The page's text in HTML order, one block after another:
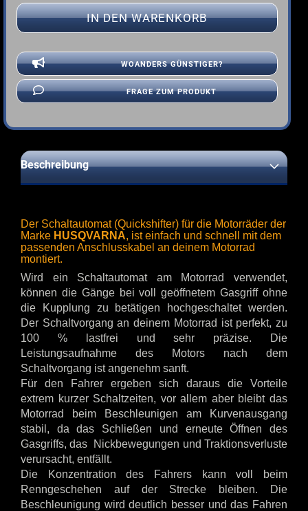
WOANDERS GÜNSTIGER?
FRAGE ZUM PRODUKT
Beschreibung
Der Schaltautomat (Quickshifter) für die Motorräder der
Marke HUSQVARNA, ist einfach und schnell mit dem
passenden Anschlusskabel an deinem Motorrad
montiert.
Wird ein Schaltautomat am Motorrad verwendet,
können die Gänge bei voll geöffnetem Gasgriff ohne
die Kupplung zu betätigen hochgeschaltet werden.
Der Schaltvorgang an deinem Motorrad ist perfekt, zu
100 % lastfrei und sehr präzise. Die
Leistungsaufnahme des Motors nach dem
Schaltvorgang ist angenehm sanft.
Für den Fahrer ergeben sich daraus die Vorteile
extrem kurzer Schaltzeiten, vor allem aber bleibt das
Motorrad beim Beschleunigen am Kurvenausgang
stabil, da das Schließen und erneute Öffnen des
Gasgriffs, das Nickbewegungen und Traktionsverluste
verursacht, entfällt.
Die Konzentration des Fahrers kann voll beim
Renngeschehen auf der Strecke bleiben. Die
Beschleunigung wird deutlich besser und das Fahren